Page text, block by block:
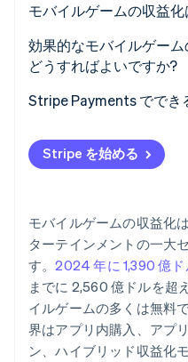
モバイルゲームの収益
効果的なモバイルゲー
どうすればよいですか?
Stripe Payments ででき
Stripe を始める
モバイルゲームの収益化
ターテインメントの一大
す。2024 年に 1,390 億ド
までに 2,560 億ドルを超
イルゲームの多くは無料
界はアプリ内購入、アプ
ン、ハイブリッド収益化